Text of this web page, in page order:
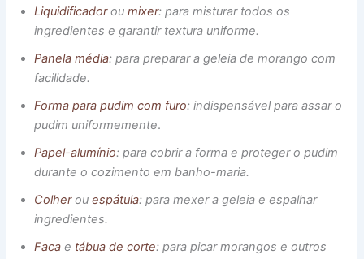
Liquidificadoroumixer: para misturar todos os
ingredientes e garantir textura uniforme.
Panela média: para preparar a geleia de morango com
facilidade.
Forma para pudim com furo: indispensável para assar o
pudim uniformemente.
Papel-alumínio: para cobrir a forma e proteger o pudim
durante o cozimento em banho-maria.
Colherouespátula: para mexer a geleia e espalhar
ingredientes.
Faca e tábua de corte: para picar morangos e outros